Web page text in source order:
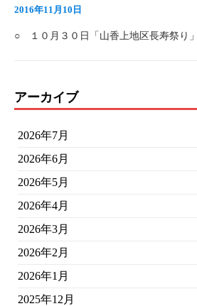
2016年11月10日
○ １０月３０日「山香上地区長寿祭り
アーカイブ
2026年7月
2026年6月
2026年5月
2026年4月
2026年3月
2026年2月
2026年1月
2025年12月